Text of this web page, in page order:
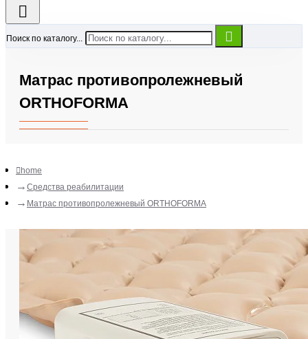
Поиск по каталогу...
Матрас противопролежневый
ORTHOFORMA
home
Средства реабилитации
Матрас противопролежневый ORTHOFORMA